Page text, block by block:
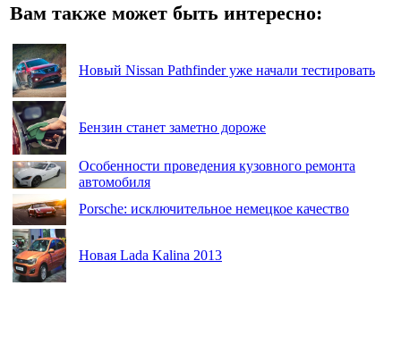
Вам также может быть интересно:
Новый Nissan Pathfinder уже начали тестировать
Бензин станет заметно дороже
Особенности проведения кузовного ремонта
автомобиля
Porsche: исключительное немецкое качество
Новая Lada Kalina 2013